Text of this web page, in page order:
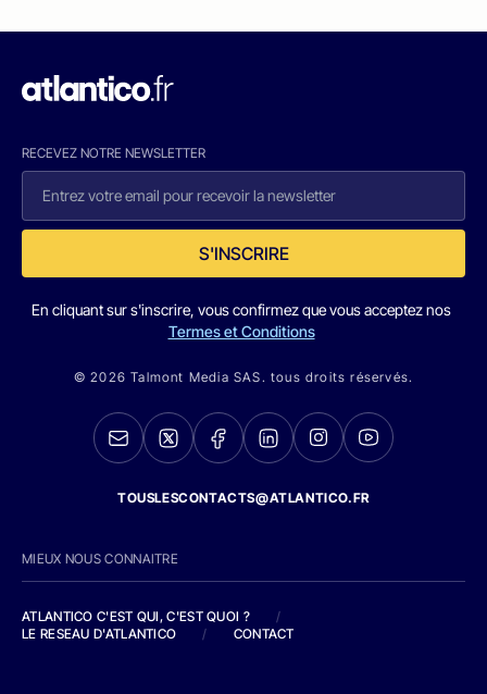
RECEVEZ NOTRE NEWSLETTER
S'INSCRIRE
En cliquant sur s'inscrire, vous confirmez que vous acceptez nos
Termes et Conditions
© 2026 Talmont Media SAS. tous droits réservés.
TOUSLESCONTACTS@ATLANTICO.FR
MIEUX NOUS CONNAITRE
ATLANTICO C'EST QUI, C'EST QUOI ?
/
LE RESEAU D'ATLANTICO
/ CONTACT